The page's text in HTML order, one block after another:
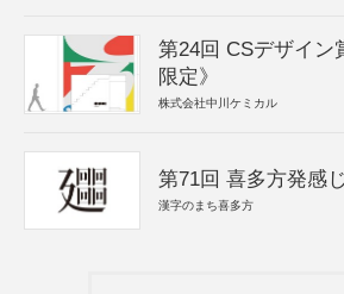
第24回 CSデザイン
限定》
株式会社中川ケミカル
第71回 喜多方発感
漢字のまち喜多方